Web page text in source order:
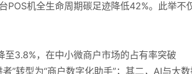
POS机全生命周期碳足迹降低42%。此举不
3.8%，在中小微商户市场的占有率突破
”转型为“商户数字化助手”；其二，AI与大